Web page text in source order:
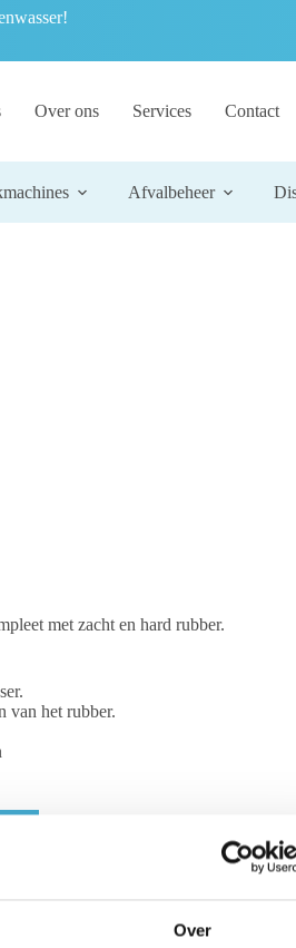
Over
Over ons Services Contact
Afvalbeheer
met zacht en hard rubber.
van het rubber.